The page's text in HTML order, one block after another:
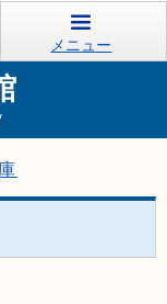
メニュー